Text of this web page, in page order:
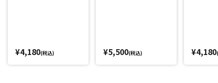
¥4,180(税込) ¥5,500(税込) ¥4,180